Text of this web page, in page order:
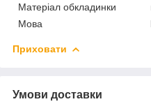
Матеріал обкладинки
Мова
Приховати
Умови доставки